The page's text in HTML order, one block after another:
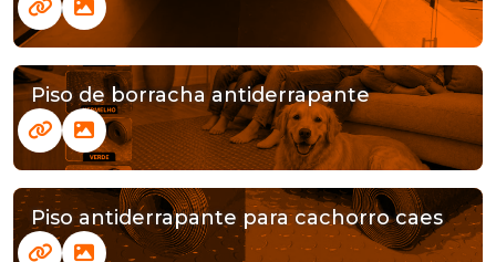
Piso de borracha antiderrapante
Piso antiderrapante para cachorro caes